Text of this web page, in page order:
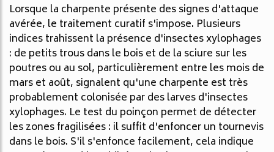
Lorsque la charpente présente des signes d'attaque
avérée, le traitement curatif s'impose. Plusieurs
indices trahissent la présence d'insectes xylophages
: de petits trous dans le bois et de la sciure sur les
poutres ou au sol, particulièrement entre les mois de
mars et août, signalent qu'une charpente est très
probablement colonisée par des larves d'insectes
xylophages. Le test du poinçon permet de détecter
les zones fragilisées : il suffit d'enfoncer un tournevis
dans le bois. S'il s'enfonce facilement, cela indique